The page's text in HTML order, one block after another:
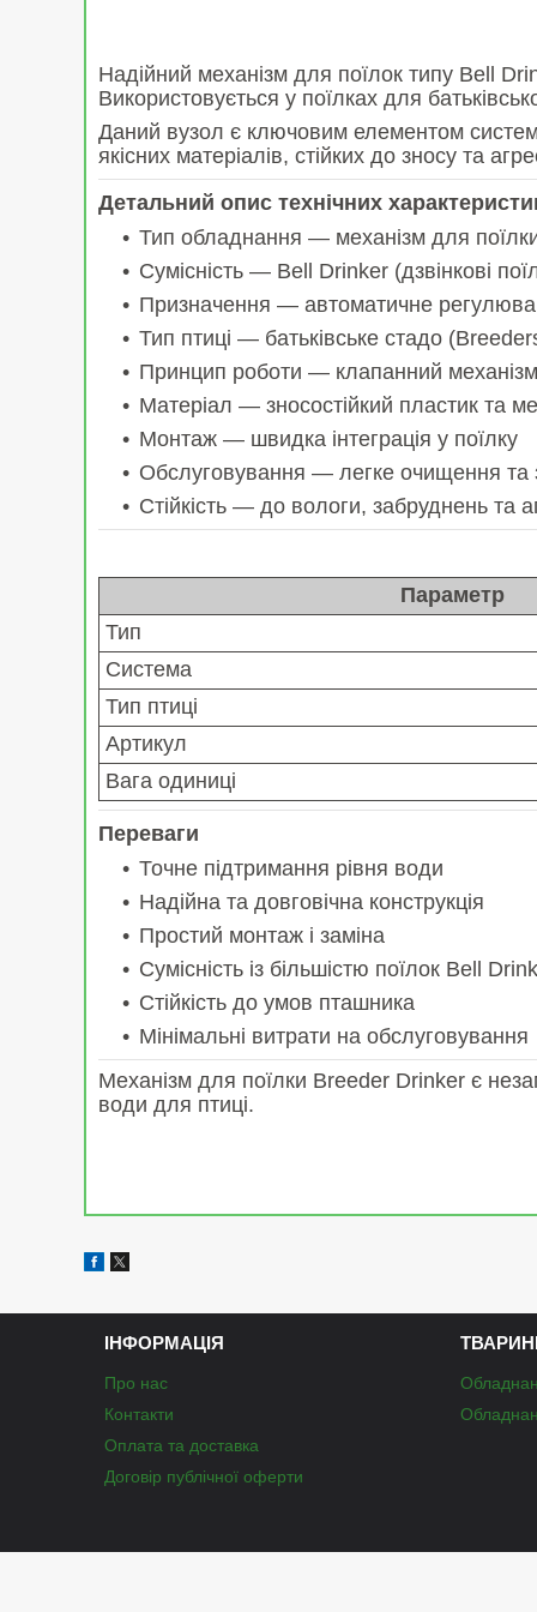
Надійний механізм для поїлок типу Bell
Використовується у поїлках для
Даний вузол є ключовим елементом
якісних матеріалів, стійких до зносу та
Детальний опис технічних
Тип обладнання — механізм для
Сумісність — Bell Drinker (дзвінкові
Призначення — автоматичне
Тип птиці — батьківське стадо
Принцип роботи — клапанний
Матеріал — зносостійкий пластик та
Монтаж — швидка інтеграція у поїлку
Обслуговування — легке очищення та
Стійкість — до вологи, забруднень та
Параметр
Тип
Система
Тип птиці
Артикул
Вага одиниці
Переваги
Точне підтримання рівня води
Надійна та довговічна конструкція
Простий монтаж і заміна
Сумісність із більшістю поїлок Bell
Стійкість до умов пташника
Мінімальні витрати на обслуговування
Механізм для поїлки Breeder Drinker є
води для птиці.
ІНФОРМАЦІЯ
Про нас
Контакти
Оплата та доставка
Договір публічної оферти